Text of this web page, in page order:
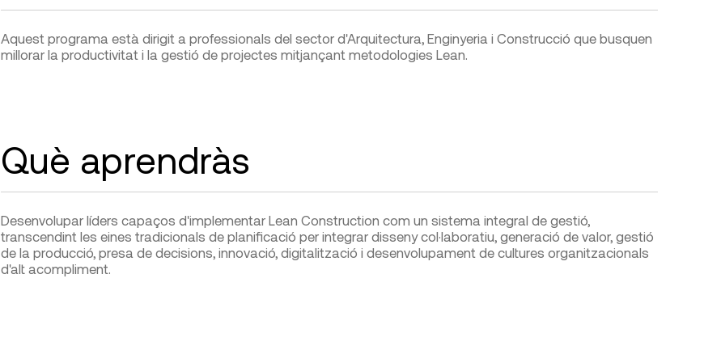
Aquest programa està dirigit a professionals del sector d'Arquitectura, Enginyeria i Construcció que busquen
millorar la productivitat i la gestió de projectes mitjançant metodologies Lean.
Què aprendràs
Desenvolupar líders capaços d'implementar Lean Construction com un sistema integral de gestió,
transcendint les eines tradicionals de planificació per integrar disseny col·laboratiu, generació de valor, gestió
de la producció, presa de decisions, innovació, digitalització i desenvolupament de cultures organitzacionals
d'alt acompliment.